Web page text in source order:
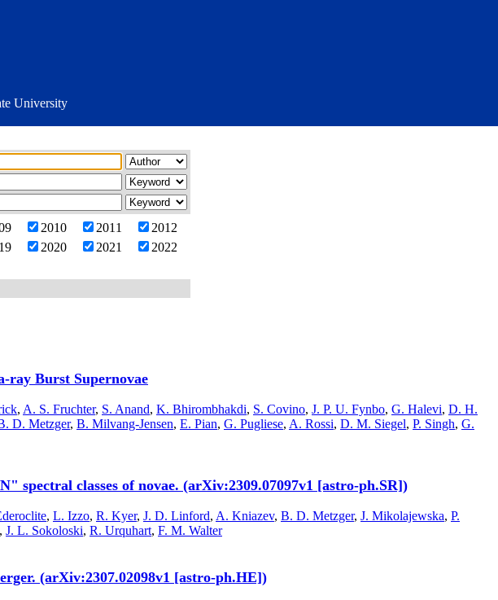
University
2010 2011
2012
2020 2021
2022
ray Burst Supernovae
, A. S. Fruchter, S. Anand, K. Bhirombhakdi, S. Covino, J. P. U. Fynbo, G. Halevi, D. H.
D. Metzger, B. Milvang-Jensen, E. Pian, G. Pugliese, A. Rossi, D. M. Siegel, P. Singh, G.
classes of novae. (arXiv:2309.07097v1 [astro-ph.SR])
, L. Izzo, R. Kyer, J. D. Linford, A. Kniazev, B. D. Metzger, J. Mikolajewska, P.
, J. L. Sokoloski, R. Urquhart, F. M. Walter
(arXiv:2307.02098v1 [astro-ph.HE])